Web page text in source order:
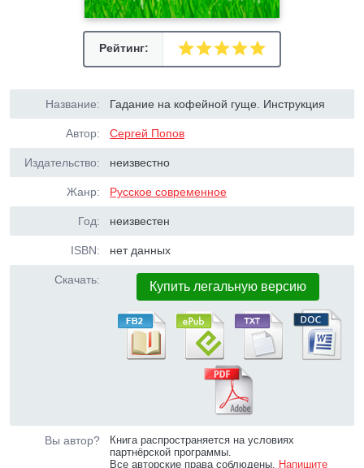
Рейтинг:
Название: Гадание на кофейной гуще. Инструкция
Автор: Сергей Попов
Издательство: неизвестно
Жанр: Русское современное
Год: неизвестен
ISBN: нет данных
Скачать: Купить легальную версию
Вы автор?
Книга распространяется на условиях
партнёрской программы.
Все авторские права соблюдены. Напишите